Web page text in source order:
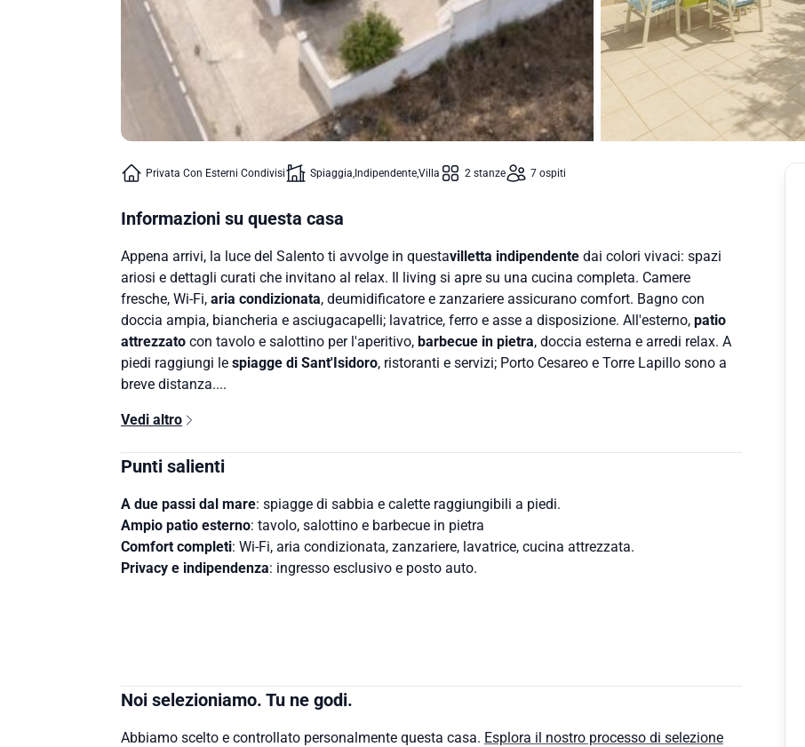
Privata Con Esterni Condivisi Spiaggia IndipendenteVilla 2 stanze 7 ospiti
Informazioni su questa casa
Appena arrivi, la luce del Salento ti avvolge in questavilletta indipendente dai colori vivaci: spazi
ariosi e dettagli curati che invitano al relax. Il living si apre su una cucina completa. Camere
fresche, Wi‑Fi, aria condizionata, deumidificatore e zanzariere assicurano comfort. Bagno con
doccia ampia, biancheria e asciugacapelli; lavatrice, ferro e asse a disposizione. All'esterno, patio
attrezzato con tavolo e salottino per l'aperitivo, barbecue in pietra, doccia esterna e arredi relax. A
piedi raggiungi le spiagge di Sant'Isidoro, ristoranti e servizi; Porto Cesareo e Torre Lapillo sono a
breve distanza....
Vedi altro
Punti salienti
A due passi dal mare: spiagge di sabbia e calette raggiungibili a piedi.
Ampio patio esterno: tavolo, salottino e barbecue in pietra
Comfort completi: Wi‑Fi, aria condizionata, zanzariere, lavatrice, cucina attrezzata.
Privacy e indipendenza: ingresso esclusivo e posto auto.
Noi selezioniamo. Tu ne godi.
Abbiamo scelto e controllato personalmente questa casa. Esplora il nostro processo di selezione